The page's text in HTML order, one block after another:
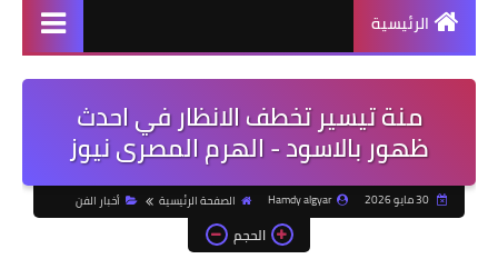
الرئيسية
منة تيسير تخطف الانظار في احدث
ظهور بالاسود - الهرم المصرى نيوز
30 مايو 2026 Hamdy algyar الصفحة الرئيسية أخبار الفن
الحجم